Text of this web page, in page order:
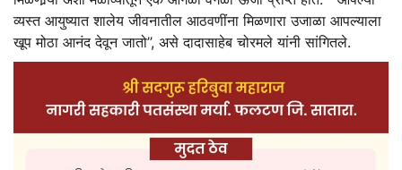
व्यस्त आयुष्यात शालेय जीवनातील आठवणींना मिळणारा उजाळा आपल्याला
खूप मोठा आनंद देवून जातो’’, असे दादासाहेब चोरमले यांनी सांगितले.